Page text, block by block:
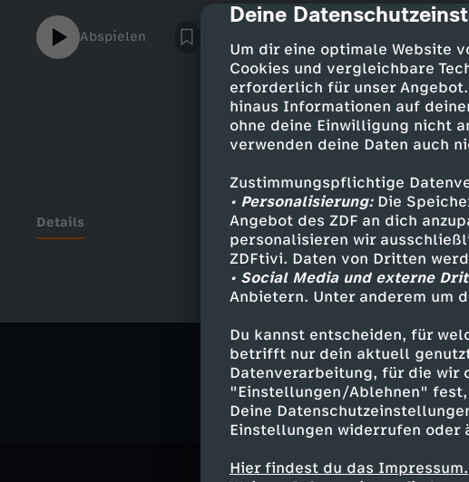
cmp-dialog-
Deine
Um dir eine optimale Website
Cookies und vergleichbare
erforderlich für unser
hinaus Informationen auf
ohne deine Einwilligung nicht
verwenden deine Daten auch
Zustimmungspflichtige
• Personalisierung:Die
Angebot des ZDF an dich
personalisieren wir
ZDFtivi. Daten von Dritten
• Social Media und externe
Anbietern. Unter anderem um
Du kannst entscheiden, für
betrifft nur dein aktuell
Datenverarbeitung, für die wir
"Einstellungen/Ablehnen"
Deine
Einstellungen widerrufen oder
Hier findest du das Impressum.
Abspielen
Details
Ähnliche
Politik Magazin